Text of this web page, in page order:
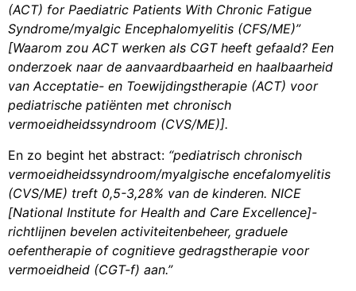
(ACT) for Paediatric Patients With Chronic Fatigue
Syndrome/myalgic Encephalomyelitis (CFS/ME)”
[Waarom zou ACT werken als CGT heeft gefaald? Een
onderzoek naar de aanvaardbaarheid en haalbaarheid
van Acceptatie- en Toewijdingstherapie (ACT) voor
pediatrische patiënten met chronisch
vermoeidheidssyndroom (CVS/ME)].
En zo begint het abstract: “pediatrisch chronisch
vermoeidheidssyndroom/myalgische encefalomyelitis
(CVS/ME) treft 0,5-3,28% van de kinderen. NICE
[National Institute for Health and Care Excellence]-
richtlijnen bevelen activiteitenbeheer, graduele
oefentherapie of cognitieve gedragstherapie voor
vermoeidheid (CGT-f) aan.”